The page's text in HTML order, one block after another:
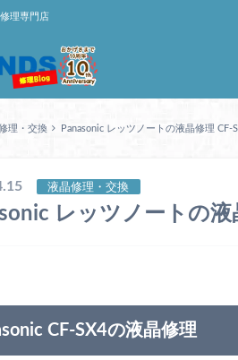
理専門店
理・交換 Panasonic レッツノートの液晶修理 CF-
液晶修理・交換
レッツノートの液
CF-SX4の液晶修理